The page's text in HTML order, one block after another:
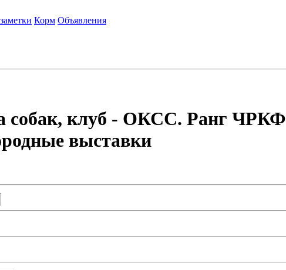
Корм Объявления
собак, клуб - ОКСС. Ранг ЧРКФ
выставки